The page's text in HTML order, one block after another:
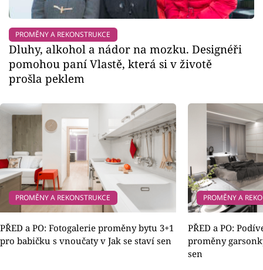
PROMĚNY A REKONSTRUKCE
Dluhy, alkohol a nádor na mozku. Designéři
pomohou paní Vlastě, která si v životě
prošla peklem
PROMĚNY A REKONSTRUKCE
PŘED a PO: Fotogalerie proměny bytu 3+1
pro babičku s vnoučaty v Jak se staví sen
PROMĚNY A
PŘED a PO:
proměny
sen